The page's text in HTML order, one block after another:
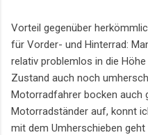
Vorteil gegenüber
für Vorder- und Hinterrad:
relativ problemlos in die
Zustand auch noch
Motorradfahrer bocken auch
Motorradständer auf, konnt
mit dem Umherschieben